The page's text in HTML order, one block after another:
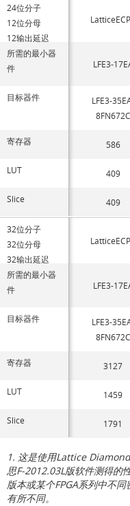
24位分子
12位分母
12输出延迟
所需的最小器
件
LFE3-
目标器件
LFE3-
8FN672C
寄存器 586
LUT 409
Slice 409
32位分子
32位分母
32输出延迟
所需的最小器
件
LFE3-
目标器件
LFE3-
8FN672C
寄存器 3127
LUT 1459
Slice 1791
1. 这是使用Lattice
思F-2012.03L版软件测得的
版本或某个FPGA系列中不
有所不同。